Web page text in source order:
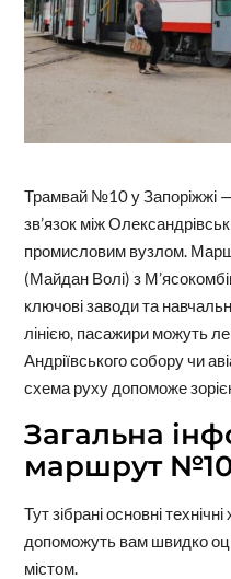
Трамвай №10 у Запоріжжі
зв’язок між
промисловим вузлом.
(Майдан Волі) з
ключові заводи та
лінією, пасажири можуть
Андріївського собору чи
схема руху допоможе
Загальна
маршрут
Тут зібрані основні
допоможуть вам швидко
містом.